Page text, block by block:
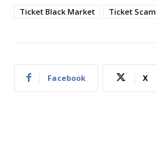
Ticket Black Market
Ticket Scam
Facebook X